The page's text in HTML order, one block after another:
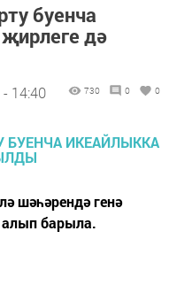
буенча
дә
14:40 730 0 0
шәһәрендә генә
алып барыла.